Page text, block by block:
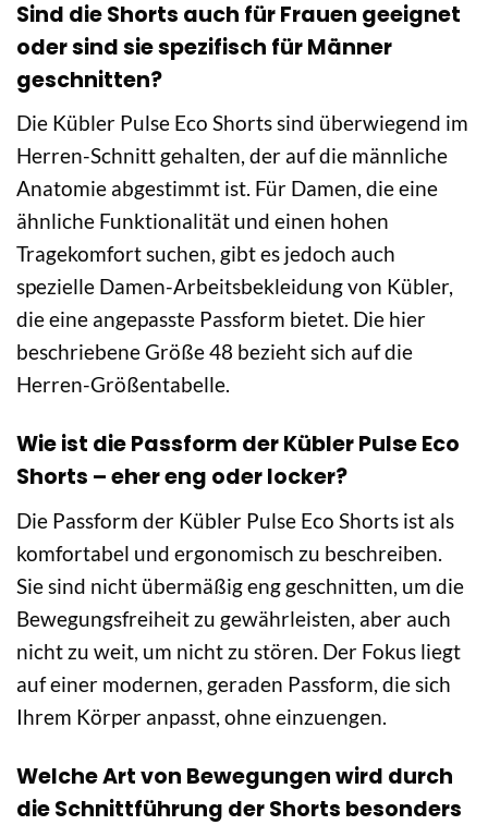
Sind die Shorts auch für Frauen geeignet
oder sind sie spezifisch für Männer
geschnitten?
Die Kübler Pulse Eco Shorts sind überwiegend im
Herren-Schnitt gehalten, der auf die männliche
Anatomie abgestimmt ist. Für Damen, die eine
ähnliche Funktionalität und einen hohen
Tragekomfort suchen, gibt es jedoch auch
spezielle Damen-Arbeitsbekleidung von Kübler,
die eine angepasste Passform bietet. Die hier
beschriebene Größe 48 bezieht sich auf die
Herren-Größentabelle.
Wie ist die Passform der Kübler Pulse Eco
Shorts – eher eng oder locker?
Die Passform der Kübler Pulse Eco Shorts ist als
komfortabel und ergonomisch zu beschreiben.
Sie sind nicht übermäßig eng geschnitten, um die
Bewegungsfreiheit zu gewährleisten, aber auch
nicht zu weit, um nicht zu stören. Der Fokus liegt
auf einer modernen, geraden Passform, die sich
Ihrem Körper anpasst, ohne einzuengen.
Welche Art von Bewegungen wird durch
die Schnittführung der Shorts besonders